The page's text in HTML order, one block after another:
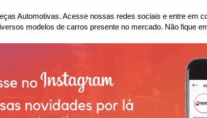
Automotivas. Acesse nossas redes sociais e entre em
modelos de carros presente no mercado. Não fique